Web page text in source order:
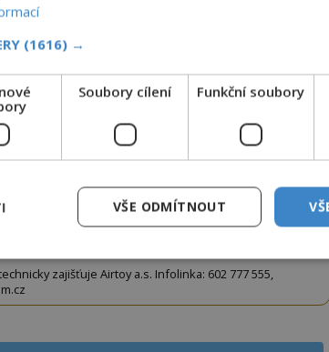
tak učinit zasláním jediné SMS.
do následujícího okénka a kliknutím na
na číslo 903 33 20
zajišťuje Airtoy a.s. Infolinka: 602 777 555,
(1616) →
Soubory cílení Funkční soubory
VŠE ODMÍTNOUT